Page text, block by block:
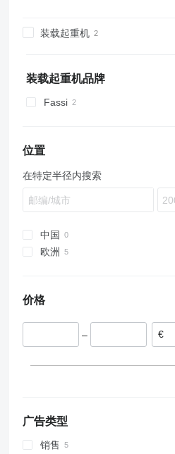
T-Way
Turbo Daily
X-Way
NQR
55111
65115
TGA
TGL
TGS
Econic
LK
S-Class
V-Class
Vario
Zetros
Kerax
Manager
Master
Premium
T-series
TRM
LB
R-series
T-series
M3000
X5000
Max
T5G
32S
Jamal
T-series
YT
Town Ace
FE
FL
FMX
S-series
Terberg
VM
4331
433362
装载起重机
装载起重机品牌
Fassi
位置
在特定半径内搜索
中国
欧洲
价格
–
广告类型
销售